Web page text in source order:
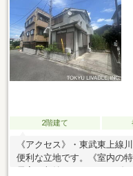
90m)■ ご希望の住まい探
件の詳細・ご相談はお気軽
2階建て
《アクセス》・東武東上線
便利な立地です。《室内の